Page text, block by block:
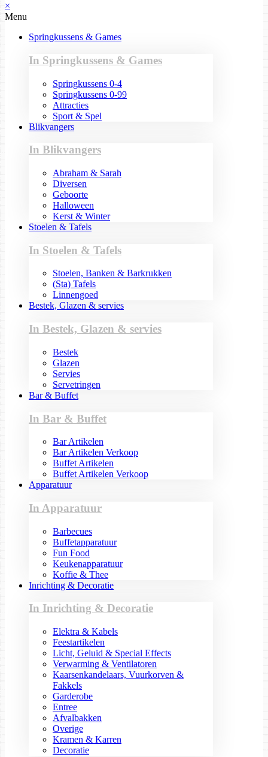
×
Menu
Springkussens & Games
In Springkussens & Games
Springkussens 0-4
Springkussens 0-99
Attracties
Sport & Spel
Blikvangers
In Blikvangers
Abraham & Sarah
Diversen
Geboorte
Halloween
Kerst & Winter
Stoelen & Tafels
In Stoelen & Tafels
Stoelen, Banken & Barkrukken
(Sta) Tafels
Linnengoed
Bestek, Glazen & servies
In Bestek, Glazen & servies
Bestek
Glazen
Servies
Servetringen
Bar & Buffet
In Bar & Buffet
Bar Artikelen
Bar Artikelen Verkoop
Buffet Artikelen
Buffet Artikelen Verkoop
Apparatuur
In Apparatuur
Barbecues
Buffetapparatuur
Fun Food
Keukenapparatuur
Koffie & Thee
Inrichting & Decoratie
In Inrichting & Decoratie
Elektra & Kabels
Feestartikelen
Licht, Geluid & Special Effects
Verwarming & Ventilatoren
Kaarsenkandelaars, Vuurkorven &
Fakkels
Garderobe
Entree
Afvalbakken
Overige
Kramen & Karren
Decoratie